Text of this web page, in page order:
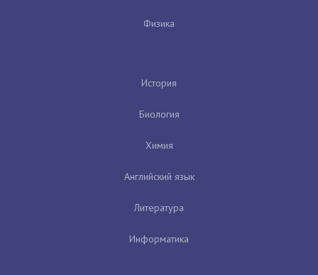
Физика
История
Биология
Химия
Английский язык
Литература
Информатика